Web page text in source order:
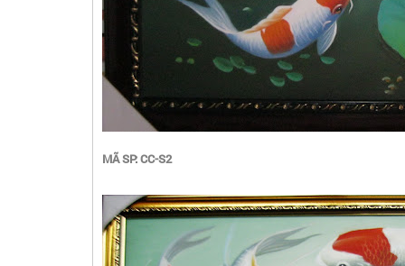
MÃ SP: CC-S2